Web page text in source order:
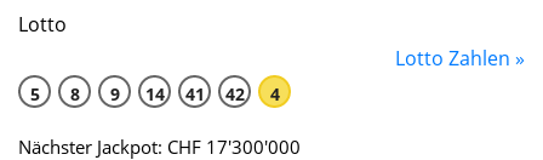
Lotto Zahlen »
5 8 9 14 41 42 4
Nächster Jackpot: CHF 17'300'000